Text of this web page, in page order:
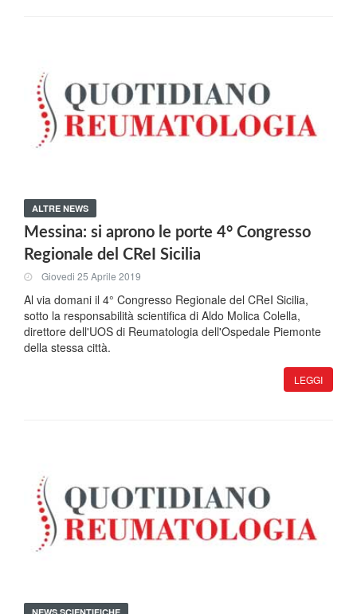
ALTRE NEWS
Messina: si aprono le porte 4° Congresso
Regionale del CReI Sicilia
Giovedi 25 Aprile 2019
Al via domani il 4° Congresso Regionale del CReI Sicilia,
sotto la responsabilità scientifica di Aldo Molica Colella,
direttore dell'UOS di Reumatologia dell'Ospedale Piemonte
della stessa città.
LEGGI